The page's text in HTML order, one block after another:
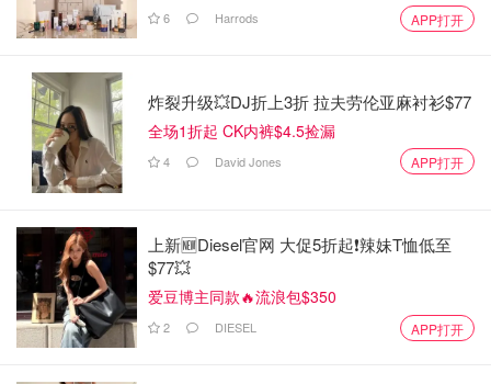
6 Harrods APP打开
炸裂升级💥DJ折上3折 拉夫劳伦亚麻衬衫$77
全场1折起 CK内裤$4.5捡漏
4 David Jones APP打开
上新🆕Diesel官网 大促5折起❗️辣妹T恤低至
$77💥
爱豆博主同款🔥流浪包$350
2 DIESEL APP打开